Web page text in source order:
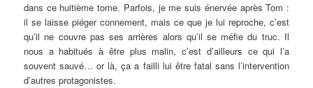
dans ce huitième tome. Parfois, je me suis énervée après Tom :
il se laisse piéger connement, mais ce que je lui reproche, c’est
qu’il ne couvre pas ses arrières alors qu’il se méfie du truc. Il
nous a habitués à être plus malin, c’est d’ailleurs ce qui l’a
souvent sauvé… or là, ça a failli lui être fatal sans l’intervention
d’autres protagonistes.